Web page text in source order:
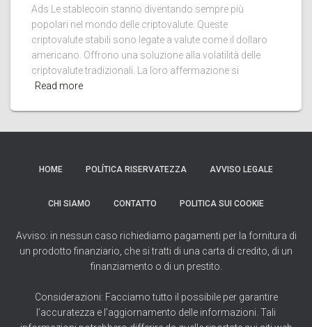
Ads Le stablecoin stanno diventando sempre più
popolari nel mondo delle criptovalute. Queste
criptovalute stabili sono legate a valute come il dollaro
americano. Offrono una soluzione alla volatilità delle
criptovalute tradizionali. La loro affermazione si
Read more
HOME POLÍTICA RISERVATEZZA AVVISO LEGALE
CHI SIAMO CONTATTO POLITICA SUI COOKIE
Avviso: in nessun caso richiediamo pagamenti per la fornitura di
un prodotto finanziario, che si tratti di una carta di credito, di un
finanziamento o di un prestito.
Considerazioni: Facciamo tutto il possibile per garantire
l’accuratezza e l’aggiornamento delle informazioni. Tali